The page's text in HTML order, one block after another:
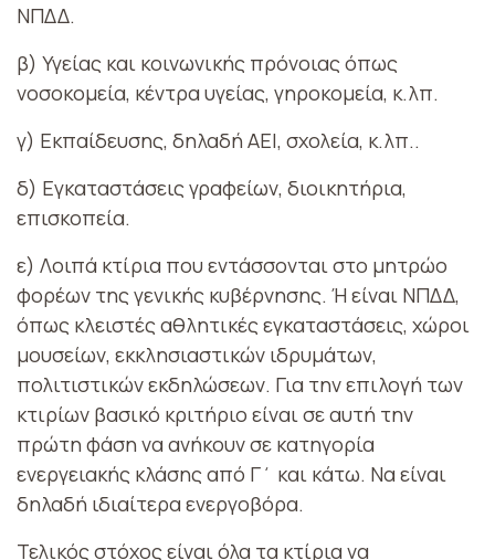
ΝΠΔΔ.
β) Υγείας και κοινωνικής πρόνοιας όπως
νοσοκομεία, κέντρα υγείας, γηροκομεία, κ.λπ.
γ) Εκπαίδευσης, δηλαδή ΑΕΙ, σχολεία, κ.λπ..
δ) Εγκαταστάσεις γραφείων, διοικητήρια,
επισκοπεία.
ε) Λοιπά κτίρια που εντάσσονται στο μητρώο
φορέων της γενικής κυβέρνησης. Ή είναι ΝΠΔΔ,
όπως κλειστές αθλητικές εγκαταστάσεις, χώροι
μουσείων, εκκλησιαστικών ιδρυμάτων,
πολιτιστικών εκδηλώσεων. Για την επιλογή των
κτιρίων βασικό κριτήριο είναι σε αυτή την
πρώτη φάση να ανήκουν σε κατηγορία
ενεργειακής κλάσης από Γ΄ και κάτω. Να είναι
δηλαδή ιδιαίτερα ενεργοβόρα.
Τελικός στόχος είναι όλα τα κτίρια να